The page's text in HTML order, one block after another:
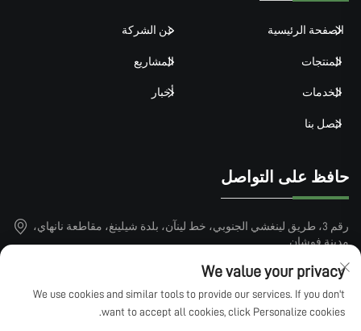
الصفحة الرئيسية عن الشركة
المنتجات المشاريع
الخدمات أخبار
اتصل بنا
حافظ على التواصل
رقم 3، طريق لينغشي الجنوبي، خط لينآن، بلدة شيلينغ، مقاطعة نانهاي،
مدينة فوشان
+86-15913101899
We value your privacy
We use cookies and similar tools to provide our services. If you don't
want to accept all cookies, click Personalize cookies.